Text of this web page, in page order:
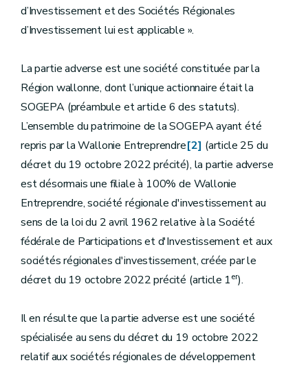
d’Investissement et des Sociétés Régionales
d’Investissement lui est applicable ».
La partie adverse est une société constituée par la
Région wallonne, dont l’unique actionnaire était la
SOGEPA (préambule et article 6 des statuts).
L’ensemble du patrimoine de la SOGEPA ayant été
repris par la Wallonie Entreprendre[2] (article 25 du
décret du 19 octobre 2022 précité), la partie adverse
est désormais une filiale à 100% de Wallonie
Entreprendre, société régionale d'investissement au
sens de la loi du 2 avril 1962 relative à la Société
fédérale de Participations et d'Investissement et aux
sociétés régionales d'investissement, créée par le
décret du 19 octobre 2022 précité (article 1er).
Il en résulte que la partie adverse est une société
spécialisée au sens du décret du 19 octobre 2022
relatif aux sociétés régionales de développement